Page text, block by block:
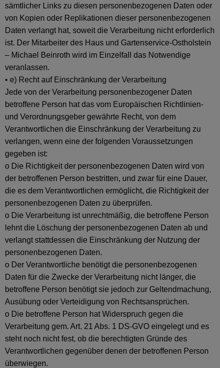
sämtlicher Links zu diesen personenbezogenen Daten oder
von Kopien oder Replikationen dieser personenbezogenen
Daten verlangt hat, soweit die Verarbeitung nicht erforderlich
ist. Der Mitarbeiter des Haus und Gartenservice-Ostholstein
– Michael Beinroth wird im Einzelfall das Notwendige
veranlassen.
• e) Recht auf Einschränkung der Verarbeitung
Jede von der Verarbeitung personenbezogener Daten
betroffene Person hat das vom Europäischen Richtlinien-
und Verordnungsgeber gewährte Recht, von dem
Verantwortlichen die Einschränkung der Verarbeitung zu
verlangen, wenn eine der folgenden Voraussetzungen
gegeben ist:
o Die Richtigkeit der personenbezogenen Daten wird von
der betroffenen Person bestritten, und zwar für eine Dauer,
die es dem Verantwortlichen ermöglicht, die Richtigkeit der
personenbezogenen Daten zu überprüfen.
o Die Verarbeitung ist unrechtmäßig, die betroffene Person
lehnt die Löschung der personenbezogenen Daten ab und
verlangt stattdessen die Einschränkung der Nutzung der
personenbezogenen Daten.
o Der Verantwortliche benötigt die personenbezogenen
Daten für die Zwecke der Verarbeitung nicht länger, die
betroffene Person benötigt sie jedoch zur Geltendmachung,
Ausübung oder Verteidigung von Rechtsansprüchen.
o Die betroffene Person hat Widerspruch gegen die
Verarbeitung gem. Art. 21 Abs. 1 DS-GVO eingelegt und es
steht noch nicht fest, ob die berechtigten Gründe des
Verantwortlichen gegenüber denen der betroffenen Person
überwiegen.